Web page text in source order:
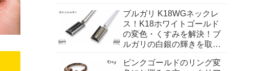
ブルガリ K18WGネックレ
ス！K18ホワイトゴールド
の変色・くすみを解決！ブ
ルガリの白銀の輝きを取り
ピンクゴールドのリング変